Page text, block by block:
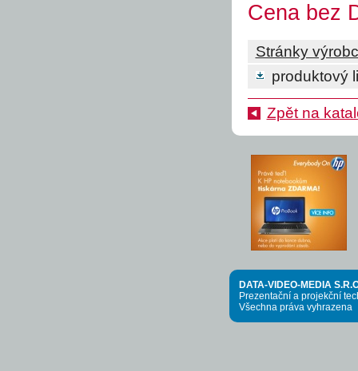
Cena bez
Stránky
produktový
Zpět na
DATA-VIDEO-MEDIA
Prezentační a projekční
Všechna práva vyhrazena